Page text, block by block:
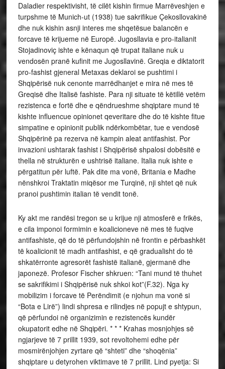
Daladier respektivisht, të cilët kishin firmue Marrëveshjen e
turpshme të Munich-ut (1938) tue sakrifikue Çekosllovakinë
dhe nuk kishin asnji interes me shqetësue balancën e
forcave të krijueme në Europë. Jugosllavia e pro-italianit
Stojadinoviç ishte e kënaqun që trupat italiane nuk u
vendosën pranë kufinit me Jugosllavinë. Greqia e diktatorit
pro-fashist gjeneral Metaxas deklaroi se pushtimi i
Shqipërisë nuk cenonte marrëdhanjet e mira në mes të
Greqisë dhe Italisë fashiste. Para nji situate të këtillë vetëm
rezistenca e fortë dhe e qëndrueshme shqiptare mund të
kishte influencue opinionet qeveritare dhe do të kishte fitue
simpatine e opinionit publik ndërkombëtar, tue e vendosë
Shqipërinë pa rezerva në kampin aleat antifashist. Por
invazioni ushtarak fashist i Shqipërisë shpalosi dobësitë e
thella në strukturën e ushtrisë italiane. Italia nuk ishte e
përgatitun për luftë. Pak dite ma vonë, Britania e Madhe
nënshkroi Traktatin miqësor me Turqinë, nji shtet që nuk
pranoi pushtimin italian të vendit tonë.
Ky akt me randësi tregon se u krijue nji atmosferë e frikës,
e cila imponoi formimin e koalicioneve në mes të fuqive
antifashiste, që do të përfundojshin në frontin e përbashkët
të koalicionit të madh antifashist, e që gradualisht do të
shkatërronte agresorët fashistë italianë, gjermanë dhe
japonezë. Profesor Fischer shkruen: “Tani mund të thuhet
se sakrifikimi i Shqipërisë nuk shkoi kot”(F.32). Nga ky
mobilizim i forcave të Perëndimit (e njohun ma vonë si
“Bota e Lirë”) lindi shpresa e rilindjes në popujt e shtypun,
që përfundoi në organizimin e rezistencës kundër
okupatorit edhe në Shqipëri. * * * Krahas mosnjohjes së
ngjarjeve të 7 prillit 1939, sot revoltohemi edhe për
mosmirënjohjen zyrtare që “shteti” dhe “shoqënia”
shqiptare u detyrohen viktimave të 7 prillit. Lind pyetja: Si